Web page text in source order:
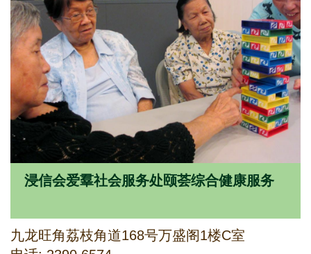
浸信会爱羣社会服务处颐荟综合健康服务
九龙旺角荔枝角道168号万盛阁1楼C室